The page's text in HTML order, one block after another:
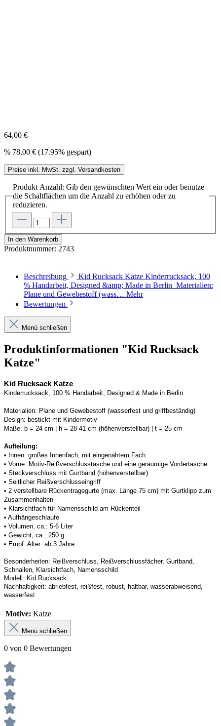
64,00 €
% 78,00 € (17.95% gespart)
Preise inkl. MwSt. zzgl. Versandkosten
Produkt Anzahl: Gib den gewünschten Wert ein oder benutze
die Schaltflächen um die Anzahl zu erhöhen oder zu
reduzieren.
In den Warenkorb
Produktnummer: 2743
Beschreibung
Kid Rucksack Katze Kinderrucksack, 100
% Handarbeit, Designed &amp; Made in Berlin Materialien:
Plane und Gewebestoff (wass… Mehr
Bewertungen
Menü schließen
Produktinformationen "Kid Rucksack
Katze"
Kid Rucksack Katze
Kinderrucksack, 100 % Handarbeit, Designed & Made in Berlin
Materialien: Plane und Gewebestoff (wasserfest und griffbeständig)
Design: bestickt mit Kindermotiv
Maße: b = 24 cm | h = 28-41 cm (höhenverstellbar) | t = 25 cm
Aufteilung:
• Innen: großes Innenfach, mit eingenähtem Fach
• Vorne: Motiv-Reißverschlusstasche und eine geräumige Vordertasche
• Steckverschluss mit Gurtband (höhenverstellbar)
• Seitlicher Reißverschlusseingriff
• 2 verstellbare Rückentragegurte (max. Länge 75 cm) mit Gurtklipp zum
Zusammenhalten
• Klarsichtfach für Namensschild am Rückenteil
• Aufhängeschlaufe
• Volumen, ca.: 5-6 Liter
• Gewicht, ca.: 250 g
• Empf. Alter: ab 3 Jahre
Besonderheiten: Reißverschluss, Reißverschlussfächer, Gurtband,
Schnallen, Klarsichtfach, Namensschild
Modell: Kid Rucksack
Nachhaltigkeit: abriebfest, reißfest, robust, haltbar, wasserabweisend,
wasserfest
Motive: Katze
Menü schließen
0 von 0 Bewertungen